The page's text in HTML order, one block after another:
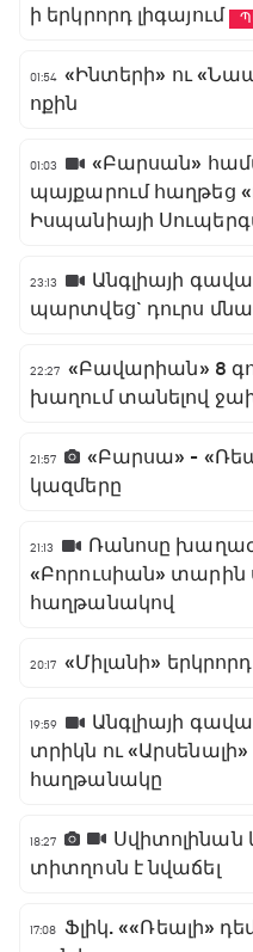
ի երկրորդ լիգայում
01:54 «Ինտերի» ու
ոքին
01:03
«Բարսան»
պայքարում հաղթեց
Իսպանիայի
23:13
Անգլիայի
պարտվեց` դուրս
22:27 «Բավարիան» 8
խաղում տանելով
21:57
«Բարսա» -
կազմերը
21:13
Ռանոսը
«Բորուսիան» տարին
հաղթանակով
20:17 «Միլանի»
19:59
Անգլիայի
տրիկն ու
հաղթանակը
18:27
Սվիտոլինան
տիտղոսն է նվաճել
17:08
Ֆլիկ. ««Ռեալի»